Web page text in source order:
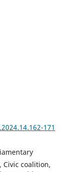
171
Civic coalition,